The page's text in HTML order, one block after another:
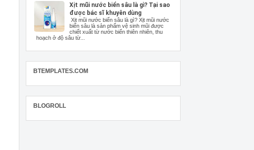
Xịt mũi nước biển sâu là gì? Tại sao
được bác sĩ khuyên dùng
Xịt mũi nước biển sâu là gì? Xịt mũi nước
biển sâu là sản phẩm vệ sinh mũi được
chiết xuất từ nước biển thiên nhiên, thu
hoạch ở độ sâu từ...
BTEMPLATES.COM
BLOGROLL